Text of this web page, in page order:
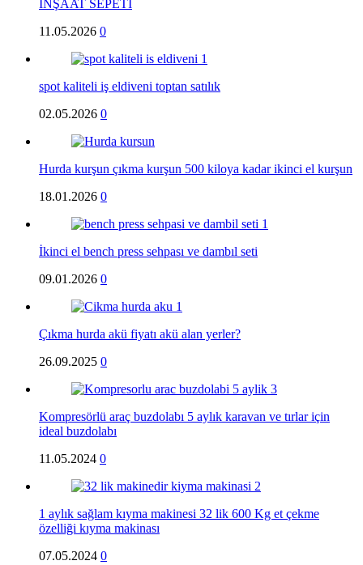
İNŞAAT SEPETİ
11.05.2026 0
spot kaliteli iş eldiveni toptan satılık
02.05.2026 0
Hurda kurşun çıkma kurşun 500 kiloya kadar ikinci el kurşun
18.01.2026 0
İkinci el bench press sehpası ve dambıl seti
09.01.2026 0
Çıkma hurda akü fiyatı akü alan yerler?
26.09.2025 0
Kompresörlü araç buzdolabı 5 aylık karavan ve tırlar için
ideal buzdolabı
11.05.2024 0
1 aylık sağlam kıyma makinesi 32 lik 600 Kg et çekme
özelliği kıyma makinası
07.05.2024 0